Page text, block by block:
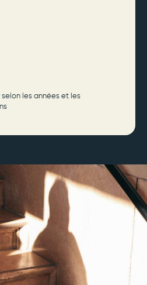
les années et les